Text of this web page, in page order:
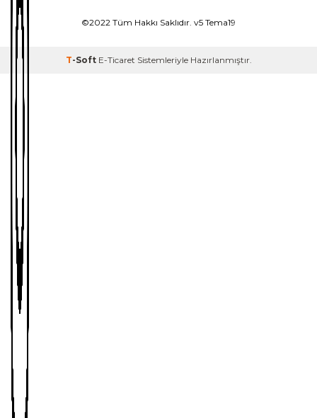
©2022 Tüm Hakkı Saklıdır. v5 Tema19
T-Soft E-Ticaret Sistemleriyle Hazırlanmıştır.